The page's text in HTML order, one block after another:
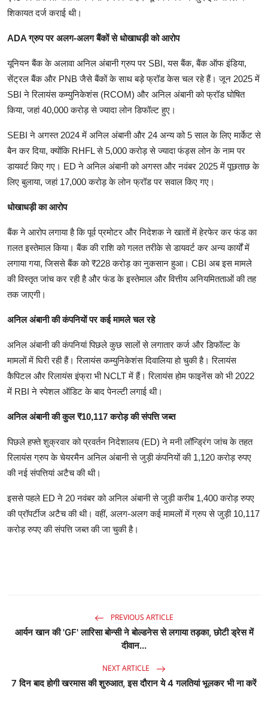
शिकायत दर्ज कराई थी।
ADA ग्रुप पर अलग-अलग बैंकों से धोखाधड़ी को आरोप
यूनियन बैंक के अलावा अनिल अंबानी ग्रुप पर SBI, यस बैंक, बैंक ऑफ इंडिया,
सेंट्रल बैंक और PNB जैसे बैंकों के साथ बड़े फ्रॉड केस चल रहे हैं। जून 2025 में
SBI ने रिलायंस कम्युनिकेशंस (RCOM) और अनिल अंबानी को फ्रॉड घोषित
किया, जहां 40,000 करोड़ से ज्यादा लोन डिफॉल्ट हुए।
SEBI ने अगस्त 2024 में अनिल अंबानी और 24 अन्य को 5 साल के लिए मार्केट से
बैन कर दिया, क्योंकि RHFL से 5,000 करोड़ से ज्यादा फंड्स लोन के नाम पर
डायवर्ट किए गए। ED ने अनिल अंबानी को अगस्त और नवंबर 2025 में पूछताछ के
लिए बुलाया, जहां 17,000 करोड़ के लोन फ्रॉड पर सवाल किए गए।
धोखाधड़ी का आरोप
बैंक ने आरोप लगाया है कि पूर्व प्रमोटर और निदेशक ने खातों में हेरफेर कर फंड का
ग़लत इस्तेमाल किया। बैंक की राशि को गलत तरीके से डायवर्ट कर अन्य कार्यों में
लगाया गया, जिससे बैंक को ₹228 करोड़ का नुकसान हुआ। CBI अब इस मामले
की विस्तृत जांच कर रही है और फंड के इस्तेमाल और वित्तीय अनियमितताओं की तह
तक जाएगी।
अनिल अंबानी की कंपनियों पर कई मामले चल रहे
अनिल अंबानी की कंपनियां पिछले कुछ सालों से लगातार कर्ज और डिफॉल्ट के
मामलों में घिरी रही हैं। रिलायंस कम्युनिकेशंस दिवालिया हो चुकी है। रिलायंस
कैपिटल और रिलायंस इंफ्रा भी NCLT में हैं। रिलायंस होम फाइनेंस को भी 2022
में RBI ने स्पेशल ऑडिट के बाद पेनल्टी लगाई थी।
अनिल अंबानी की कुल ₹10,117 करोड़ की संपत्ति जब्त
पिछले हफ्ते शुक्रवार को प्रवर्तन निदेशालय (ED) ने मनी लॉन्ड्रिंग जांच के तहत
रिलायंस ग्रुप के चेयरमैन अनिल अंबानी से जुड़ी कंपनियों की 1,120 करोड़ रुपए
की नई संपत्तियां अटैच की थी।
इससे पहले ED ने 20 नवंबर को अनिल अंबानी से जुड़ी करीब 1,400 करोड़ रुपए
की प्रॉपर्टीज अटैच की थी। वहीं, अलग-अलग कई मामलों में ग्रुप से जुड़ी 10,117
करोड़ रुपए की संपत्ति जब्त की जा चुकी है।
PREVIOUS ARTICLE
आर्यन खान की 'GF' लारिसा बोन्सी ने बोल्डनेस से लगाया तड़का, छोटी ड्रेस में
दीवान...
NEXT ARTICLE
7 दिन बाद होगी खरमास की शुरुआत, इस दौरान ये 4 गलतियां भूलकर भी ना करें